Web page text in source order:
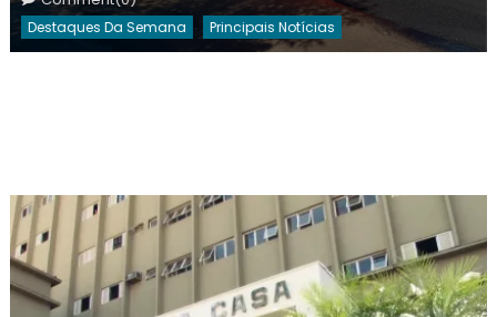
Destaques Da Semana Principais Notícias